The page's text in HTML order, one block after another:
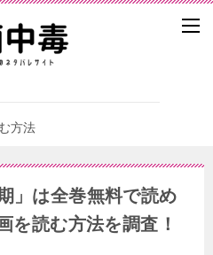
方法
」は全巻無料で読め
を読む⽅法を調査！